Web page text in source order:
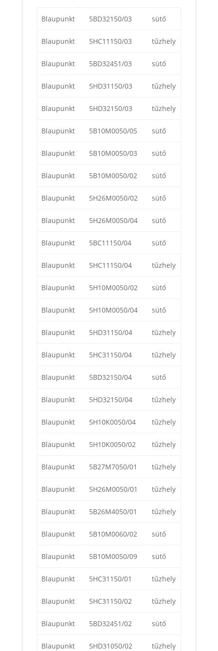
Blaupunkt 5BD32150/03 sütő
Blaupunkt 5HC11150/03 tűzhely
Blaupunkt 5BD32451/03 sütő
Blaupunkt 5HD31150/03 tűzhely
Blaupunkt 5HD32150/03 tűzhely
Blaupunkt 5B10M0050/05 sütő
Blaupunkt 5B10M0050/03 sütő
Blaupunkt 5B10M0050/02 sütő
Blaupunkt 5H26M0050/02 sütő
Blaupunkt 5H26M0050/04 sütő
Blaupunkt 5BC11150/04 sütő
Blaupunkt 5HC11150/04 tűzhely
Blaupunkt 5H10M0050/02 sütő
Blaupunkt 5H10M0050/04 sütő
Blaupunkt 5HD31150/04 tűzhely
Blaupunkt 5HC31150/04 tűzhely
Blaupunkt 5BD32150/04 sütő
Blaupunkt 5HD32150/04 tűzhely
Blaupunkt 5H10K0050/04 tűzhely
Blaupunkt 5H10K0050/02 tűzhely
Blaupunkt 5B27M7050/01 tűzhely
Blaupunkt 5H26M0050/01 tűzhely
Blaupunkt 5B26M4050/01 tűzhely
Blaupunkt 5B10M0060/02 sütő
Blaupunkt 5B10M0050/09 sütő
Blaupunkt 5HC31150/01 tűzhely
Blaupunkt 5HC31150/02 tűzhely
Blaupunkt 5BD32451/02 sütő
Blaupunkt 5HD31050/02 tűzhely